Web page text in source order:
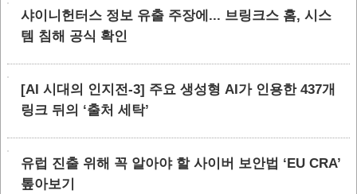
샤이니헌터스 정보 유출 주장에... 브링크스 홈, 시스
템 침해 공식 확인
[AI 시대의 인지전-3] 주요 생성형 AI가 인용한 437개
링크 뒤의 ‘출처 세탁’
유럽 진출 위해 꼭 알아야 할 사이버 보안법 ‘EU CRA’
톺아보기